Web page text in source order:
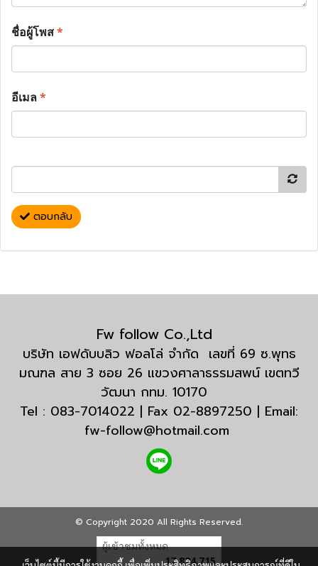
ชื่อผู้โพส*
อีเมล*
ตอบกลับ
Fw follow Co.,Ltd
บริษัท เอฟดับบลิว ฟอลโล่ จำกัด เลขที่ 69 ซ.พุทธ
มณฑล สาย 3 ซอย 26 แขวงศาลาธรรมสพน์ เขตทวี
วัฒนา กทม. 10170
Tel : 083-7014022 | Fax 02-8897250 | Email:
fw-follow@hotmail.com
© Copyright 2020 All Rights Reserved.
ผู้เข้าชมทั้งหมด
17,824,715